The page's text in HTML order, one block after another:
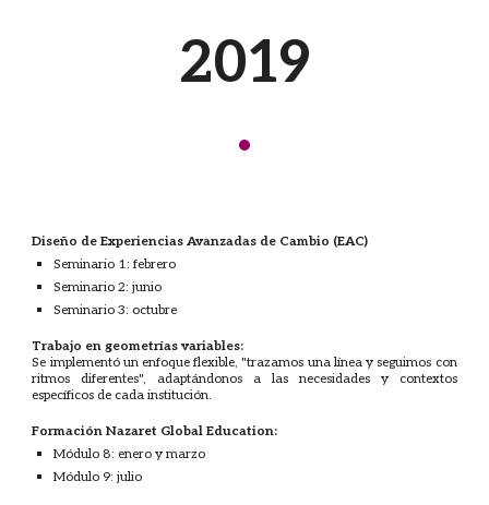
2019
·
Diseño de Experiencias Avanzadas de Cambio (EAC)
Seminario 1: febrero
Seminario 2: junio
Seminario 3: octubre
Trabajo en geometrías variables:
Se implementó un enfoque flexible, "trazamos una línea y seguimos con
ritmos diferentes", adaptándonos a las necesidades y contextos
específicos de cada institución.
Formación Nazaret Global Education:
Módulo 8: enero y marzo
Módulo 9: julio